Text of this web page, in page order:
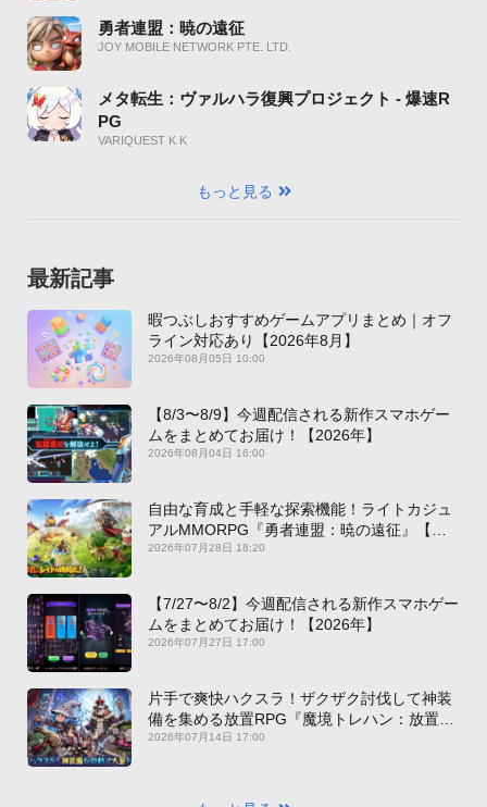
勇者連盟：暁の遠征
JOY MOBILE NETWORK PTE. LTD.
メタ転生：ヴァルハラ復興プロジェクト - 爆速R
PG
VARIQUEST K K
もっと見る
最新記事
暇つぶしおすすめゲームアプリまとめ｜オフ
ライン対応あり【2026年8月】
2026年08月05日 10:00
【8/3〜8/9】今週配信される新作スマホゲー
ムをまとめてお届け！【2026年】
2026年08月04日 16:00
自由な育成と手軽な探索機能！ライトカジュ
アルMMORPG『勇者連盟：暁の遠征』【最
新作PICKUP】
2026年07月28日 18:20
【7/27〜8/2】今週配信される新作スマホゲー
ムをまとめてお届け！【2026年】
2026年07月27日 17:00
片手で爽快ハクスラ！ザクザク討伐して神装
備を集める放置RPG『魔境トレハン：放置で
神装備』【最新作PICKUP】
2026年07月14日 17:00